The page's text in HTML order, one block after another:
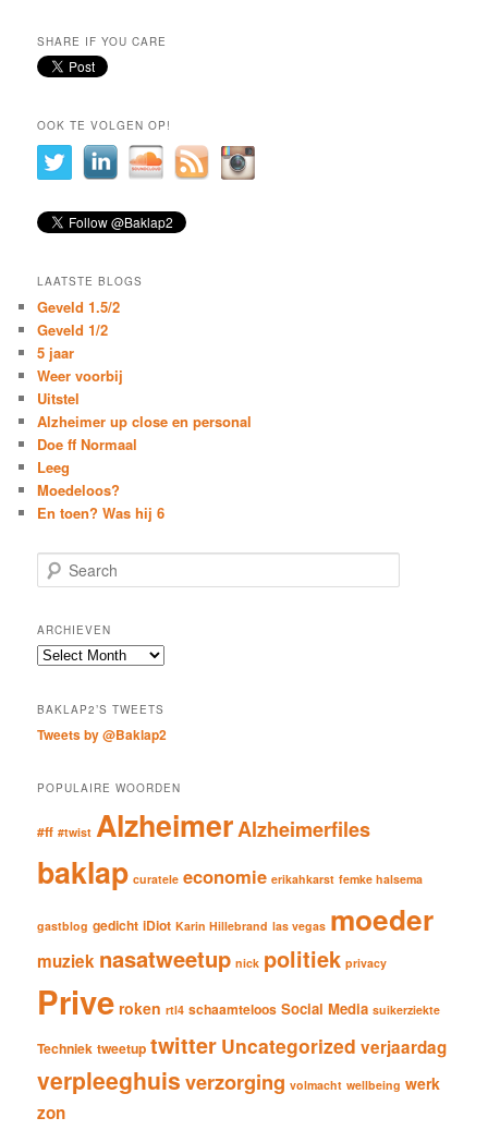
SHARE IF YOU CARE
OOK TE VOLGEN OP!
LAATSTE BLOGS
Geveld 1.5/2
Geveld 1/2
5 jaar
Weer voorbij
Uitstel
Alzheimer up close en personal
Doe ff Normaal
Leeg
Moedeloos?
En toen? Was hij 6
e
r
c
h
ARCHIEVEN
Archieven
BAKLAP2’S TWEETS
Tweets by @Baklap2
POPULAIRE WOORDEN
#ff #twist AlzheimerAlzheimerfiles
baklap curatele economie erikahkarst femke halsema
gastblog gedicht iDiot Karin Hillebrand las vegas moeder
muziek nasatweetup nick politiek privacy
Prive roken rtl4 schaamteloos Social Media suikerziekte
Techniek tweetup twitter Uncategorized verjaardag
verpleeghuisverzorging volmacht wellbeing werk
zon